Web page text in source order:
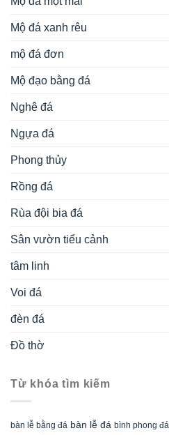
Mộ đá xanh rêu
mộ đá đơn
Mộ đạo bằng đá
Nghê đá
Ngựa đá
Phong thủy
Rồng đá
Rùa đội bia đá
Sân vườn tiểu cảnh
tâm linh
Voi đá
đèn đá
Đồ thờ
Từ khóa tìm kiếm
bàn lễ bằng đá bàn lễ đá bình phong đá